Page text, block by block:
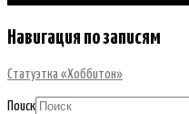
Навигация по записям
Статуэтка «Хоббитон»
Поиск